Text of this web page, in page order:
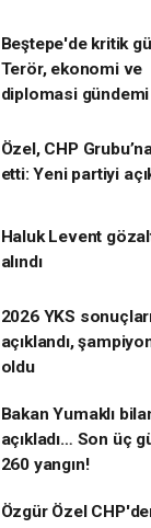
Beştepe'de kritik
Terör, ekonomi ve
diplomasi gündemi
Özel, CHP
etti: Yeni partiyi
Haluk Levent
alındı
2026 YKS
açıklandı,
oldu
Bakan Yumaklı
açıkladı… Son üç
260 yangın!
Özgür Özel